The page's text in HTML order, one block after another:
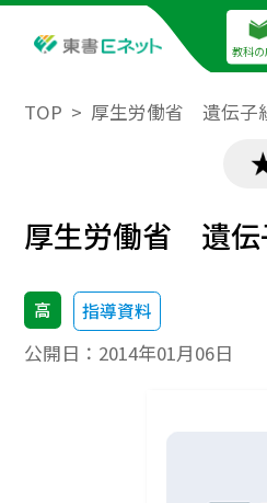
教科の
TOP 厚生労働省 遺伝子
厚生労働省 遺伝
高 指導資料
公開日： 2014年01月06日